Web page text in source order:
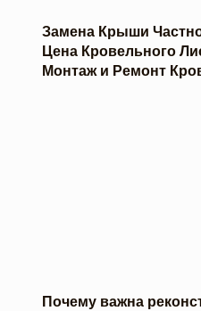
Замена Крыши
Цена Кровельного
Монтаж и Ремонт
Почему важна